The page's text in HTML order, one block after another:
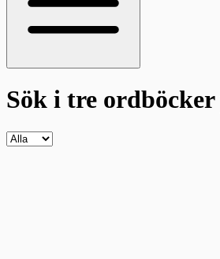
Sök i tre ordböcker